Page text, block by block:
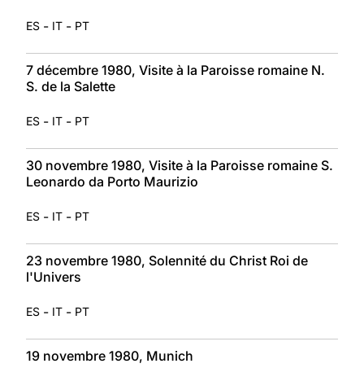
ES - IT - PT
7 décembre 1980, Visite à la Paroisse romaine N.
S. de la Salette
ES - IT - PT
30 novembre 1980, Visite à la Paroisse romaine S.
Leonardo da Porto Maurizio
ES - IT - PT
23 novembre 1980, Solennité du Christ Roi de
l'Univers
ES - IT - PT
19 novembre 1980, Munich